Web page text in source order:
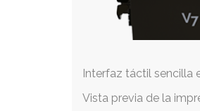
Interfaz táctil sencilla
Vista previa de la